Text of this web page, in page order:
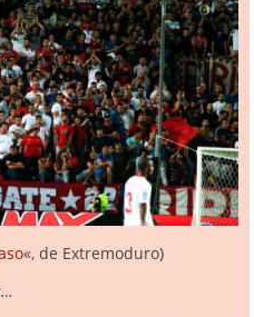
«, de Extremoduro)